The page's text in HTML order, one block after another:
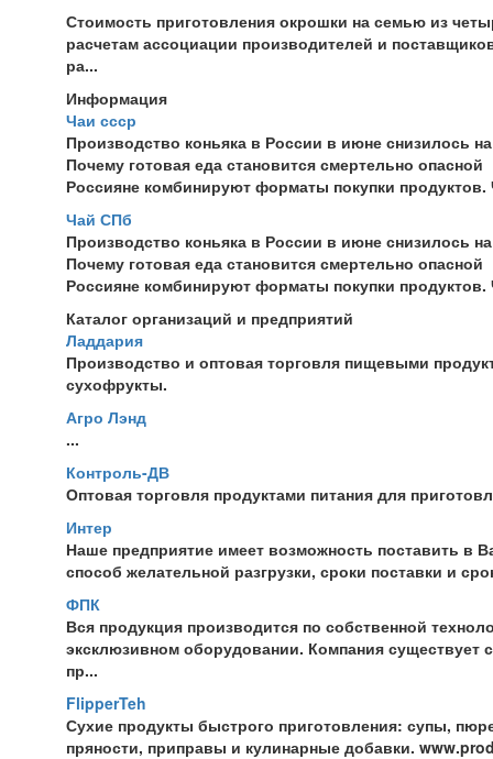
Стоимость приготовления окрошки на семью из
расчетам ассоциации производителей и
ра...
Информация
Чаи ссср
Производство коньяка в России в июне снизилось на
Почему готовая еда становится смертельно опасной
Россияне комбинируют форматы покупки
Чай СПб
Производство коньяка в России в июне снизилось на
Почему готовая еда становится смертельно опасной
Россияне комбинируют форматы покупки
Каталог организаций и предприятий
Ладдария
Производство и оптовая торговля пищевыми
сухофрукты.
Агро Лэнд
...
Контроль-ДВ
Оптовая торговля продуктами питания для
Интер
Наше предприятие имеет возможность поставить в
способ желательной разгрузки, сроки поставки и
ФПК
Вся продукция производится по собственной
эксклюзивном оборудовании. Компания существует
пр...
FlipperTeh
Сухие продукты быстрого приготовления: супы,
пряности, приправы и кулинарные добавки.